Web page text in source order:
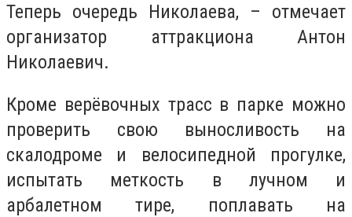
Теперь очередь Николаева, – отмечает
организатор аттракциона Антон
Николаевич.
Кроме верёвочных трасс в парке можно
проверить свою выносливость на
скалодроме и велосипедной прогулке,
испытать меткость в лучном и
арбалетном тире, поплавать на